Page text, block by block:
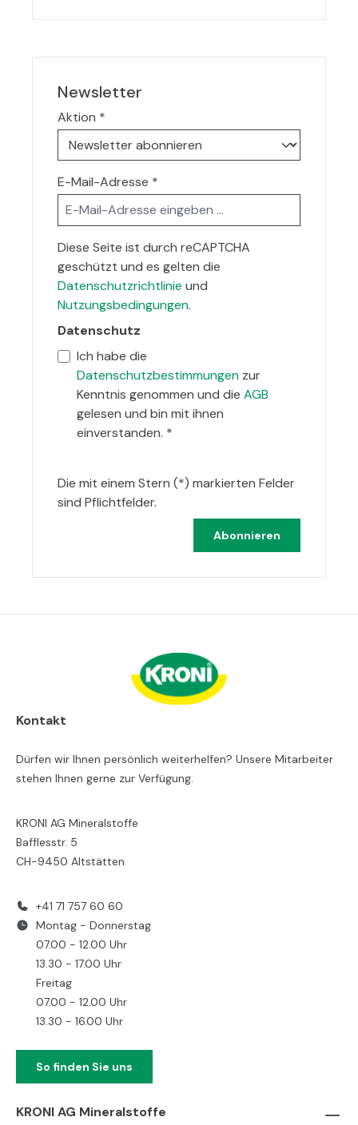
Newsletter
Aktion *
E-Mail-Adresse *
Diese Seite ist durch reCAPTCHA
geschützt und es gelten die
Datenschutzrichtlinie und
Nutzungsbedingungen.
Datenschutz
Ich habe die
Datenschutzbestimmungen zur
Kenntnis genommen und die AGB
gelesen und bin mit ihnen
einverstanden. *
Die mit einem Stern (*) markierten Felder
sind Pflichtfelder.
Abonnieren
Kontakt
Dürfen wir Ihnen persönlich weiterhelfen? Unsere Mitarbeiter
stehen Ihnen gerne zur Verfügung.
KRONI AG Mineralstoffe
Bafflesstr. 5
CH-9450 Altstätten
+41 71 757 60 60
Montag - Donnerstag
07.00 - 12.00 Uhr
13.30 - 17.00 Uhr
Freitag
07.00 - 12.00 Uhr
13.30 - 16.00 Uhr
So finden Sie uns
KRONI AG Mineralstoffe